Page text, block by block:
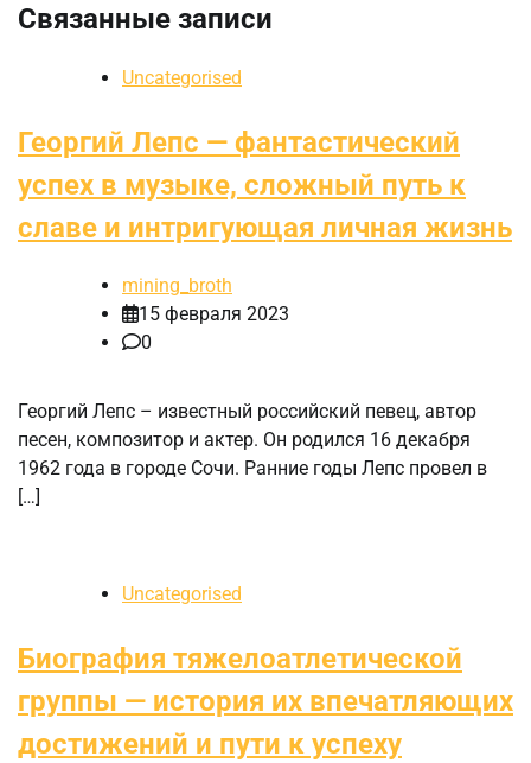
Связанные записи
Uncategorised
Георгий Лепс — фантастический
успех в музыке, сложный путь к
славе и интригующая личная жизнь
mining_broth
15 февраля 2023
0
Георгий Лепс – известный российский певец, автор
песен, композитор и актер. Он родился 16 декабря
1962 года в городе Сочи. Ранние годы Лепс провел в
[…]
Uncategorised
Биография тяжелоатлетической
группы — история их впечатляющих
достижений и пути к успеху